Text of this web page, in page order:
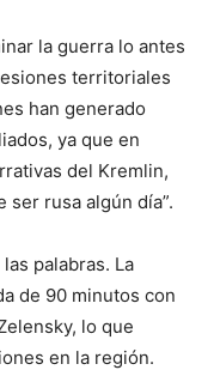
la guerra lo antes
territoriales
han generado
ya que en
del Kremlin,
ser rusa algún día”.
palabras. La
de 90 minutos con
lo que
en la región.